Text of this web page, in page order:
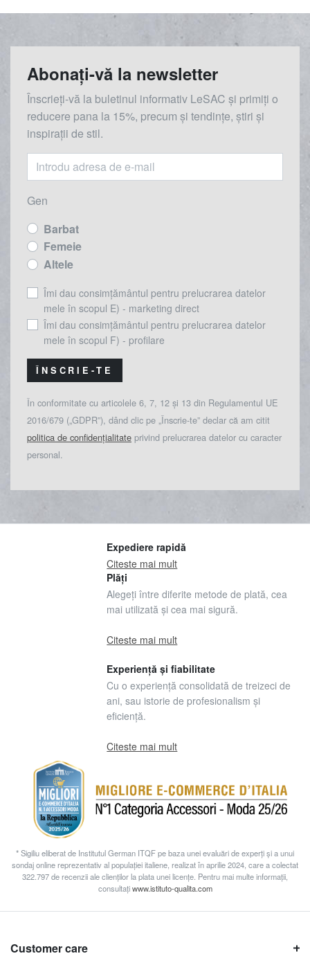
Abonați-vă la newsletter
Înscrieți-vă la buletinul informativ LeSAC și primiți o
reducere pana la 15%, precum și tendințe, știri și
inspirații de stil.
Gen
Barbat
Femeie
Altele
Îmi dau consimțământul pentru prelucrarea datelor
mele în scopul E) - marketing direct
Îmi dau consimțământul pentru prelucrarea datelor
mele în scopul F) - profilare
ÎNSCRIE-TE
În conformitate cu articolele 6, 7, 12 și 13 din Regulamentul UE
2016/679 („GDPR”), dând clic pe „Înscrie-te” declar că am citit
politica de confidențialitate privind prelucrarea datelor cu caracter
personal.
Expediere rapidă
Citeste mai mult
Plăți
Alegeți între diferite metode de plată, cea
mai utilizată și cea mai sigură.
Citeste mai mult
Experiență și fiabilitate
Cu o experiență consolidată de treizeci de
ani, sau istorie de profesionalism și
eficiență.
Citeste mai mult
* Sigiliu eliberat de Institutul German ITQF pe baza unei evaluări de experți și a unui
sondaj online reprezentativ al populației italiene, realizat în aprilie 2024, care a colectat
322.797 de recenzii ale clienților la plata unei licențe. Pentru mai multe informații,
consultațiwww.istituto-qualita.com
Customer care